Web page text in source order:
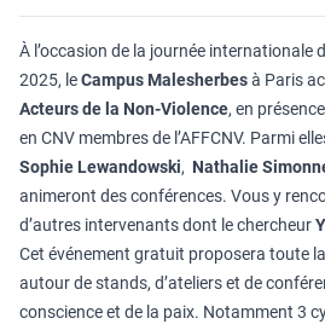
À l’occasion de la journée internationale
2025, leCampus Malesherbesà Paris
Acteurs de la Non-Violence, en
en CNV membres de l’AFFCNV. Parmi
Sophie Lewandowski, Nathalie
animeront des conférences. Vous y
d’autres intervenants dont le chercheur
Cet événement gratuit proposera toute
autour de stands, d’ateliers et de
conscience et de la paix. Notamment 3